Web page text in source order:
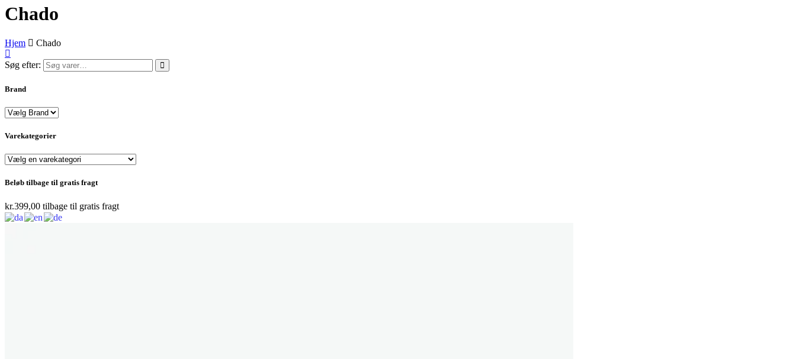
Chado
Hjem Chado
Søg efter:
Brand
Varekategorier
Beløb tilbage til gratis fragt
kr.399,00 tilbage til gratis fragt